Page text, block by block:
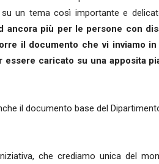
un tema così importante e
ancora più per le persone con
il documento che vi inviamo
essere caricato su una apposita
il documento base del
che crediamo unica del